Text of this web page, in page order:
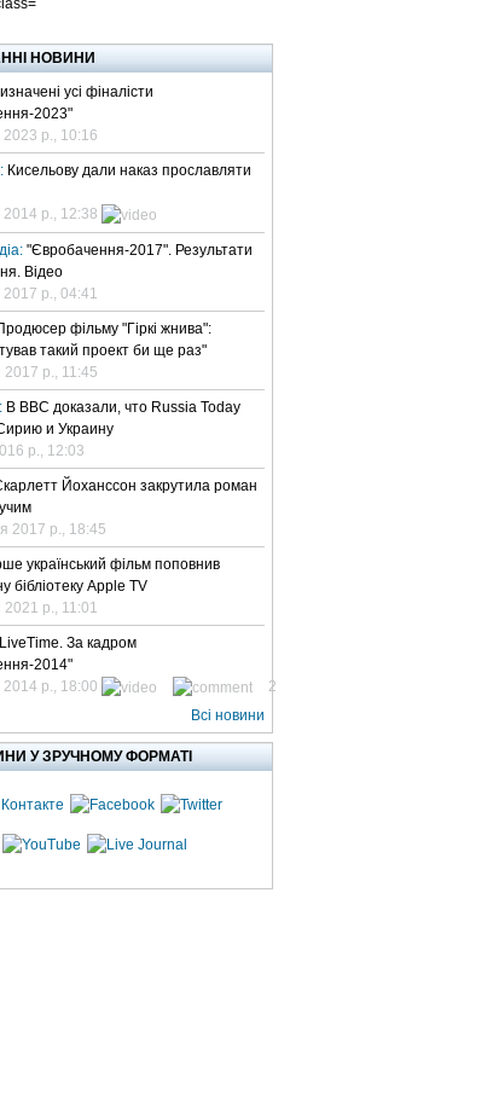
НОВИНИ
усі фіналісти
2023"
2023 р., 10:16
Кисельову дали наказ прославляти
2014 р., 12:38
"Євробачення-2017". Результати
Відео
2017 р., 04:41
фільму "Гіркі жнива":
такий проект би ще раз"
2017 р., 11:45
В BBC доказали, что Russia Today
и Украину
р., 12:03
Йоханссон закрутила роман
2017 р., 18:45
український фільм поповнив
бібліотеку Apple TV
2021 р., 11:01
LiveTime. За кадром
2014"
2014 р., 18:00
2
Всі новини
У ЗРУЧНОМУ ФОРМАТІ